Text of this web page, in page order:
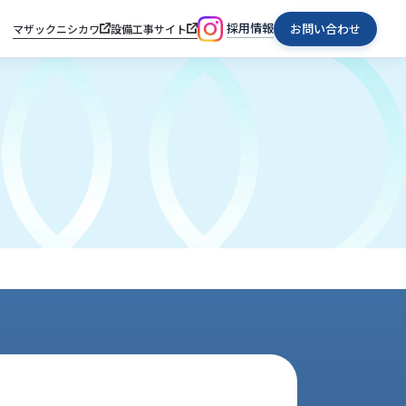
マザックニシカワ 設備工事サイト 採用情報 お問い合わせ